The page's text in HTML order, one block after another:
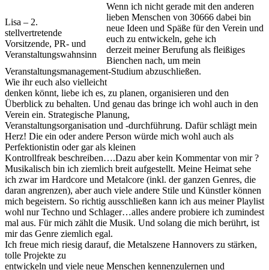
Lisa – 2.
stellvertretende
Vorsitzende, PR- und
Veranstaltungswahnsinn
Wenn ich nicht gerade mit den anderen
lieben Menschen von 30666 dabei bin
neue Ideen und Späße für den Verein und
euch zu entwickeln, gehe ich
derzeit meiner Berufung als fleißiges
Bienchen nach, um mein
Veranstaltungsmanagement-Studium abzuschließen.
Wie ihr euch also vielleicht
denken könnt, liebe ich es, zu planen, organisieren und den
Überblick zu behalten. Und genau das bringe ich wohl auch in den
Verein ein. Strategische Planung,
Veranstaltungsorganisation und -durchführung. Dafür schlägt mein
Herz! Die ein oder andere Person würde mich wohl auch als
Perfektionistin oder gar als kleinen
Kontrollfreak beschreiben….Dazu aber kein Kommentar von mir ?
Musikalisch bin ich ziemlich breit aufgestellt. Meine Heimat sehe
ich zwar im Hardcore und Metalcore (inkl. der ganzen Genres, die
daran angrenzen), aber auch viele andere Stile und Künstler können
mich begeistern. So richtig ausschließen kann ich aus meiner Playlist
wohl nur Techno und Schlager…alles andere probiere ich zumindest
mal aus. Für mich zählt die Musik. Und solang die mich berührt, ist
mir das Genre ziemlich egal.
Ich freue mich riesig darauf, die Metalszene Hannovers zu stärken,
tolle Projekte zu
entwickeln und viele neue Menschen kennenzulernen und